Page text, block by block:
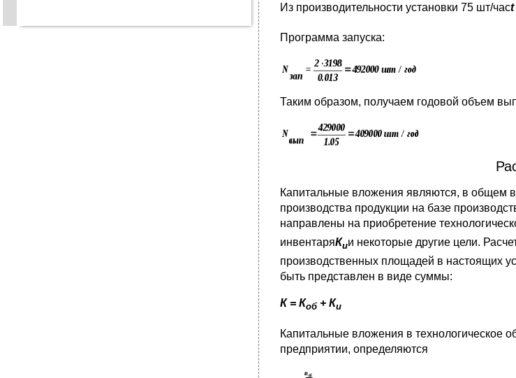
Из производительности установки 75 шт/часt
Программа запуска:
Таким образом, получаем годовой объем
Капитальные вложения являются, в общем
производства продукции на базе
направлены на приобретение
инвентаряКии некоторые другие цели.
производственных площадей в настоящих
быть представлен в виде суммы:
К = Коб + Ки
Капитальные вложения в технологическое
предприятии, определяются